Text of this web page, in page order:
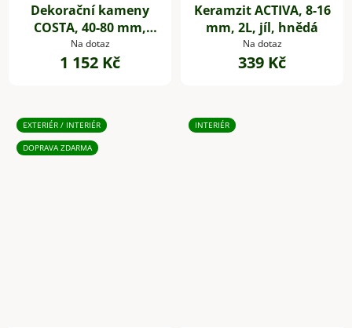
Dekorační kameny
COSTA, 40-80 mm,
plast, šedá
Na dotaz
1 152 Kč
Keramzit ACTIVA, 8-16
mm, 2L, jíl, hnědá
Na dotaz
339 Kč
EXTERIÉR / INTERIÉR
DOPRAVA ZDARMA
INTERIÉR